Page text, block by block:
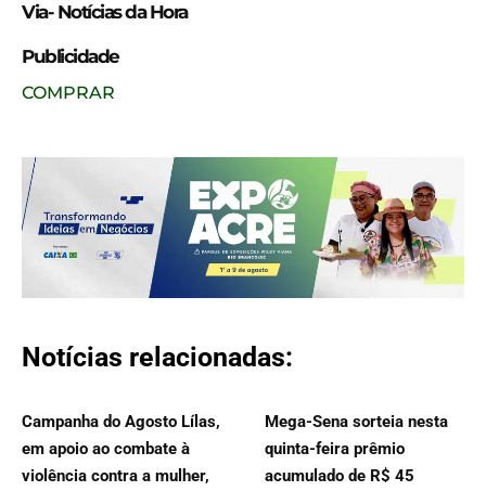
Via- Notícias da Hora
Publicidade
COMPRAR
Notícias relacionadas:
Campanha do Agosto Lílas,
em apoio ao combate à
violência contra a mulher,
Mega-Sena sorteia nesta
quinta-feira prêmio
acumulado de R$ 45